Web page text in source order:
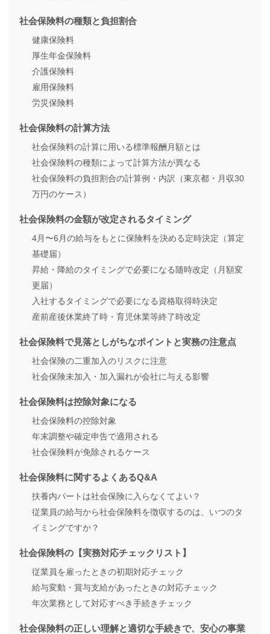
社会保険料の種類と負担割合
健康保険料
厚生年金保険料
介護保険料
雇用保険料
労災保険料
社会保険料の計算方法
社会保険料の計算に用いる標準報酬月額とは
社会保険料の種類によって計算方法が異なる
社会保険料の負担割合の計算例・内訳（東京都・月収30
万円のケース）
社会保険料の金額が改定されるタイミング
4月〜6月の給与をもとに保険料を決める定時決定（算定
基礎届）
昇給・降給のタイミングで必要になる随時改定（月額変
更届）
入社するタイミングで必要になる資格取得時決定
産前産後休業終了時・育児休業等終了時改定
社会保険料で見落としがちなポイントと実務の注意点
社会保険の二重加入のリスクに注意
社会保険未加入・加入漏れが会社に与える影響
社会保険料は控除対象になる
社会保険料の控除対象
年末調整や確定申告で適用される
社会保険料が免除されるケース
社会保険料に関するよくあるQ&A
扶養内パートは社会保険に入らなくてよい？
従業員の給与から社会保険料を徴収するのは、いつのタ
イミングですか？
社会保険料の【実務対応チェックリスト】
従業員を雇ったときの初期対応チェック
給与変動・賞与支給があったときの対応チェック
年次業務として対応すべき手続きチェック
社会保険料の正しい理解と適切な手続きで、安心の事業